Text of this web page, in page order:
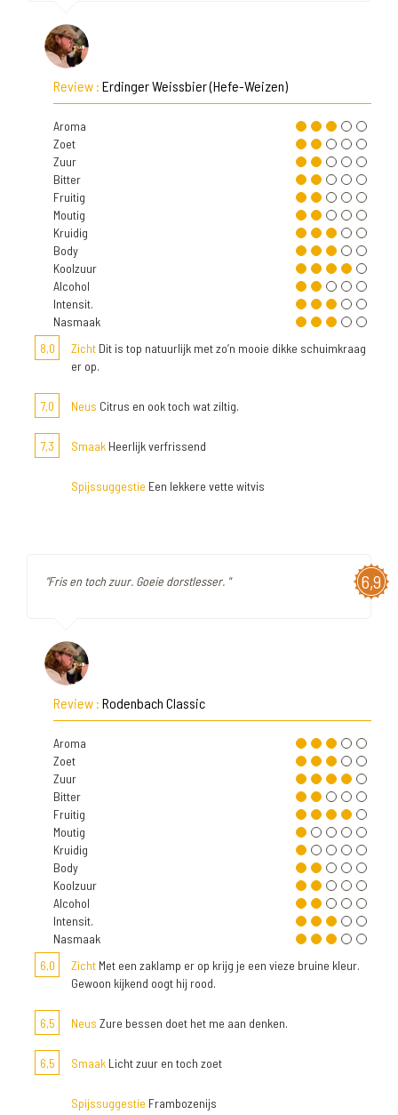
Review : Erdinger Weissbier (Hefe-Weizen)
Aroma
Zoet
Zuur
Bitter
Fruitig
Moutig
Kruidig
Body
Koolzuur
Alcohol
Intensit.
Nasmaak
8,0
Zicht Dit is top natuurlijk met zo’n mooie dikke schuimkraag
er op.
7,0 Neus Citrus en ook toch wat ziltig.
7,3 Smaak Heerlijk verfrissend
Spijssuggestie Een lekkere vette witvis
6,9
"Fris en toch zuur. Goeie dorstlesser. "
Review : Rodenbach Classic
Aroma
Zoet
Zuur
Bitter
Fruitig
Moutig
Kruidig
Body
Koolzuur
Alcohol
Intensit.
Nasmaak
6,0
Zicht Met een zaklamp er op krijg je een vieze bruine kleur.
Gewoon kijkend oogt hij rood.
6,5 Neus Zure bessen doet het me aan denken.
6,5 Smaak Licht zuur en toch zoet
Spijssuggestie Frambozenijs